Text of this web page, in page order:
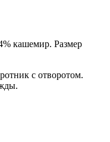
кашемир. Размер
с отворотом.